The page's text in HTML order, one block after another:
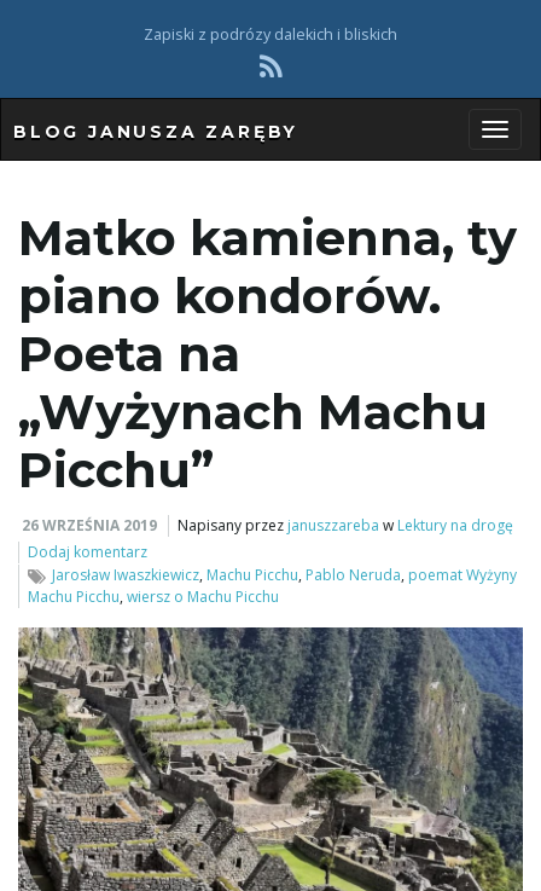
Zapiski z podrózy dalekich i bliskich
ł
ą
c
BLOG JANUSZA ZARĘBY
Matko kamienna, ty
piano kondorów.
Poeta na
„Wyżynach Machu
Picchu”
26 WRZEŚNIA 2019 Napisany przez januszzareba w Lektury na drogę
Dodaj komentarz
Jarosław Iwaszkiewicz, Machu Picchu, Pablo Neruda, poemat Wyżyny
Machu Picchu,wiersz o Machu Picchu